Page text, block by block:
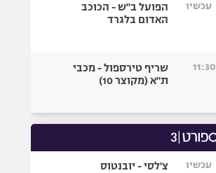
עכשיו
הפועל ב"ש - הכוכב
האדום בלגרד
11:30
שריף טירספול - מכבי
ת"א (מקוצר 10)
עכשיו צ'לסי - יובנטוס